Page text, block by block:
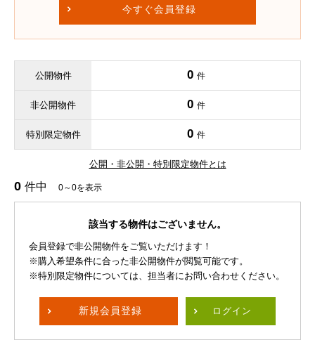
今すぐ会員登録
公開物件 0 件
非公開物件 0 件
特別限定物件 0 件
公開・非公開・特別限定物件とは
0 件中 0～0を表示
該当する物件はございません。
会員登録で非公開物件をご覧いただけます！
※購入希望条件に合った非公開物件が閲覧可能です。
※特別限定物件については、担当者にお問い合わせください。
新規会員登録 ログイン